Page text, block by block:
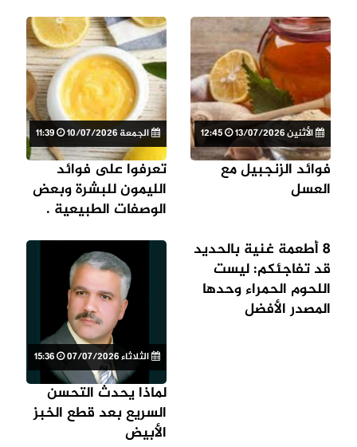
الأثنين 13/07/2026
فوائد الزنجبيل مع
العسل
الجمعة 10/07/2026
تعرفوا على فوائد
الليمون للبشرة وبعض
الوصفات الطبيعية .
8 أطعمة غنية بالحديد
قد تفاجئكم: ليست
اللحوم الحمراء وحدها
المصدر الأفضل
الثلاثاء 07/07/2026
لماذا يحدث التحسن
السريع بعد قطع الخبز
الأبيض